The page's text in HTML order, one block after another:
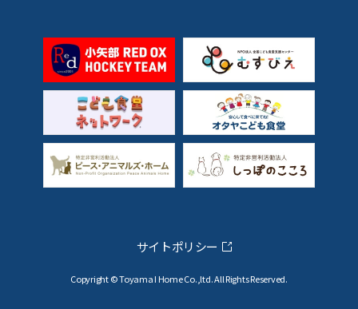
Copyright © Toyama I Home Co.,ltd. All Rights Reserved.
サイトポリシー